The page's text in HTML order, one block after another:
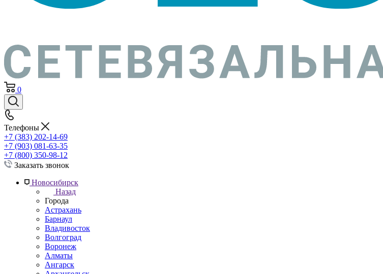
0
Телефоны
+7 (383) 202-14-69
+7 (903) 081-63-35
+7 (800) 350-98-12
Заказать звонок
Новосибирск
Назад
Города
Астрахань
Барнаул
Владивосток
Волгоград
Воронеж
Алматы
Ангарск